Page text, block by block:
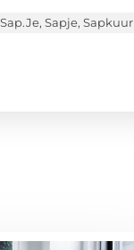
Sap.je, Sapje, Sapkuur